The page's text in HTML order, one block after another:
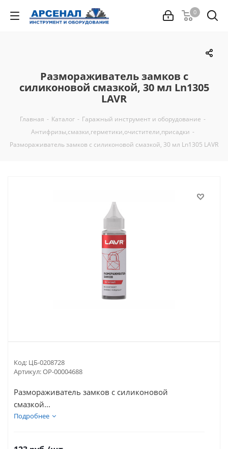
0
Размораживатель замков с
силиконовой смазкой, 30 мл Ln1305
LAVR
Главная - Каталог - Гаражный инструмент и оборудование -
Антифризы,смазки,герметики,очистители,присадки -
Размораживатель замков с силиконовой смазкой, 30 мл Ln1305 LAVR
Код: ЦБ-0208728
Артикул:ОР-00004688
Размораживатель замков с силиконовой
смазкой...
Подробнее